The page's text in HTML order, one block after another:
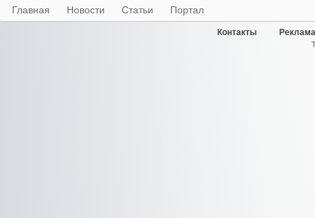
Главная Новости Статьи Портал
Контакты